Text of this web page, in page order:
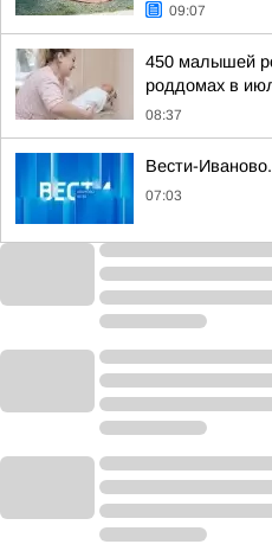
09:07
450 малышей
роддомах в
08:37
Вести-
07:03